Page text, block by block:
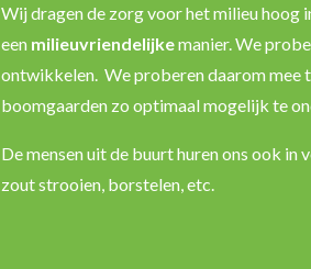
Wij dragen de zorg voor het milieu hoog
een milieuvriendelijkemanier. We
ontwikkelen. We proberen daarom mee
boomgaarden zo optimaal mogelijk te
De mensen uit de buurt huren ons ook
zout strooien, borstelen, etc.